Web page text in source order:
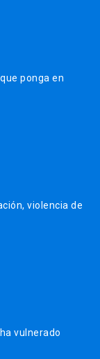
ponga en
violencia de
vulnerado